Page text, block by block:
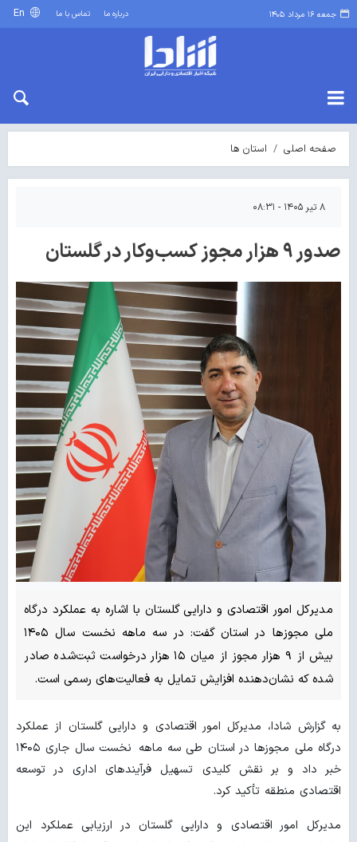
جمعه ۱۶ مرداد ۱۴۰۵ درباره ما تماس با ما
صفحه اصلی استان ها
۸ تیر ۱۴۰۵ - ۰۸:۳۱
صدور ۹ هزار مجوز کسب‌وکار در گلستان
مدیرکل امور اقتصادی و دارایی گلستان با اشاره به عملکرد درگاه
ملی مجوزها در استان گفت: در سه ماهه نخست سال ۱۴۰۵
بیش از ۹ هزار مجوز از میان ۱۵ هزار درخواست ثبت‌شده صادر
شده که نشان‌دهنده افزایش تمایل به فعالیت‌های رسمی است.
به گزارش شادا، مدیرکل امور اقتصادی و دارایی گلستان از عملکرد
درگاه ملی مجوزها در استان طی سه ماهه نخست سال جاری ۱۴۰۵
خبر داد و بر نقش کلیدی تسهیل فرآیندهای اداری در توسعه
اقتصادی منطقه تأکید کرد.
مدیرکل امور اقتصادی و دارایی گلستان در ارزیابی عملکرد این